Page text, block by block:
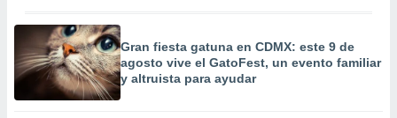
Gran fiesta gatuna en CDMX: este 9 de
agosto vive el GatoFest, un evento familiar
y altruista para ayudar